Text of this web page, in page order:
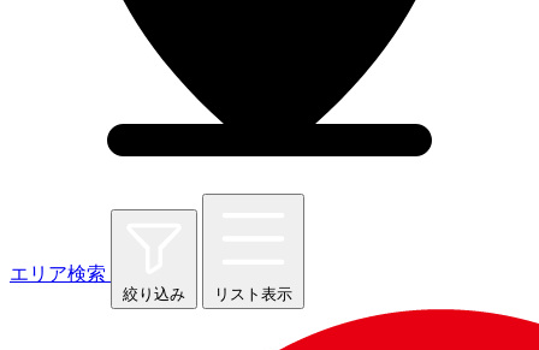
エリア検索
絞り込み リスト表示